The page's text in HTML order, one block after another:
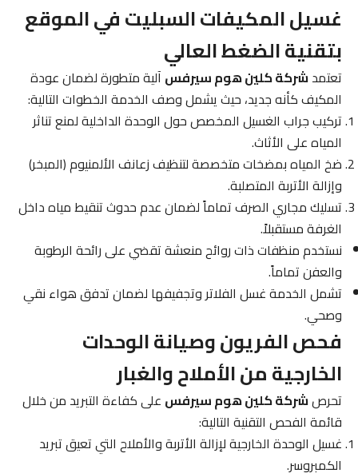
غسيل المكيفات السبليت في الموقع
بتقنية الضغط العالي
تعتمدشركة كلين هوم سيرفسآلية متطورة لضمان عودة
المكيف كأنه جديد، حيث يشمل وصف الخدمة الخطوات التالية:
تركيب جراب الغسيل المخصص حول الوحدة الداخلية لمنع تناثر
المياه على الأثاث.
ضخ المياه بمضخات متخصصة لتنظيف زعانف الألمنيوم (المبخر)
وإزالة الأتربة المتصلبة.
تسليك مجاري الصرف تماماً لضمان عدم حدوث تنقيط مياه داخل
الغرفة مستقبلاً.
نستخدم منظفات ذات روائح منعشة تقضي على رائحة الرطوبة
والعفن تماماً.
تشمل الخدمة غسل الفلاتر وتجفيفها لضمان تدفق هواء نقي
وصحي.
فحص الفريون وصيانة الوحدات
الخارجية من الأملاح والغبار
تحرصشركة كلين هوم سيرفسعلى كفاءة التبريد من خلال
قائمة الفحص التقنية التالية:
غسيل الوحدة الخارجية لإزالة الأتربة والأملاح التي تعيق تبريد
الكمبروسر.